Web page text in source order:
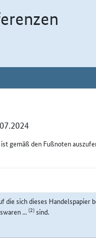
gemäß den Fußnoten
die sich dieses Handelspapier
...(2)sind.